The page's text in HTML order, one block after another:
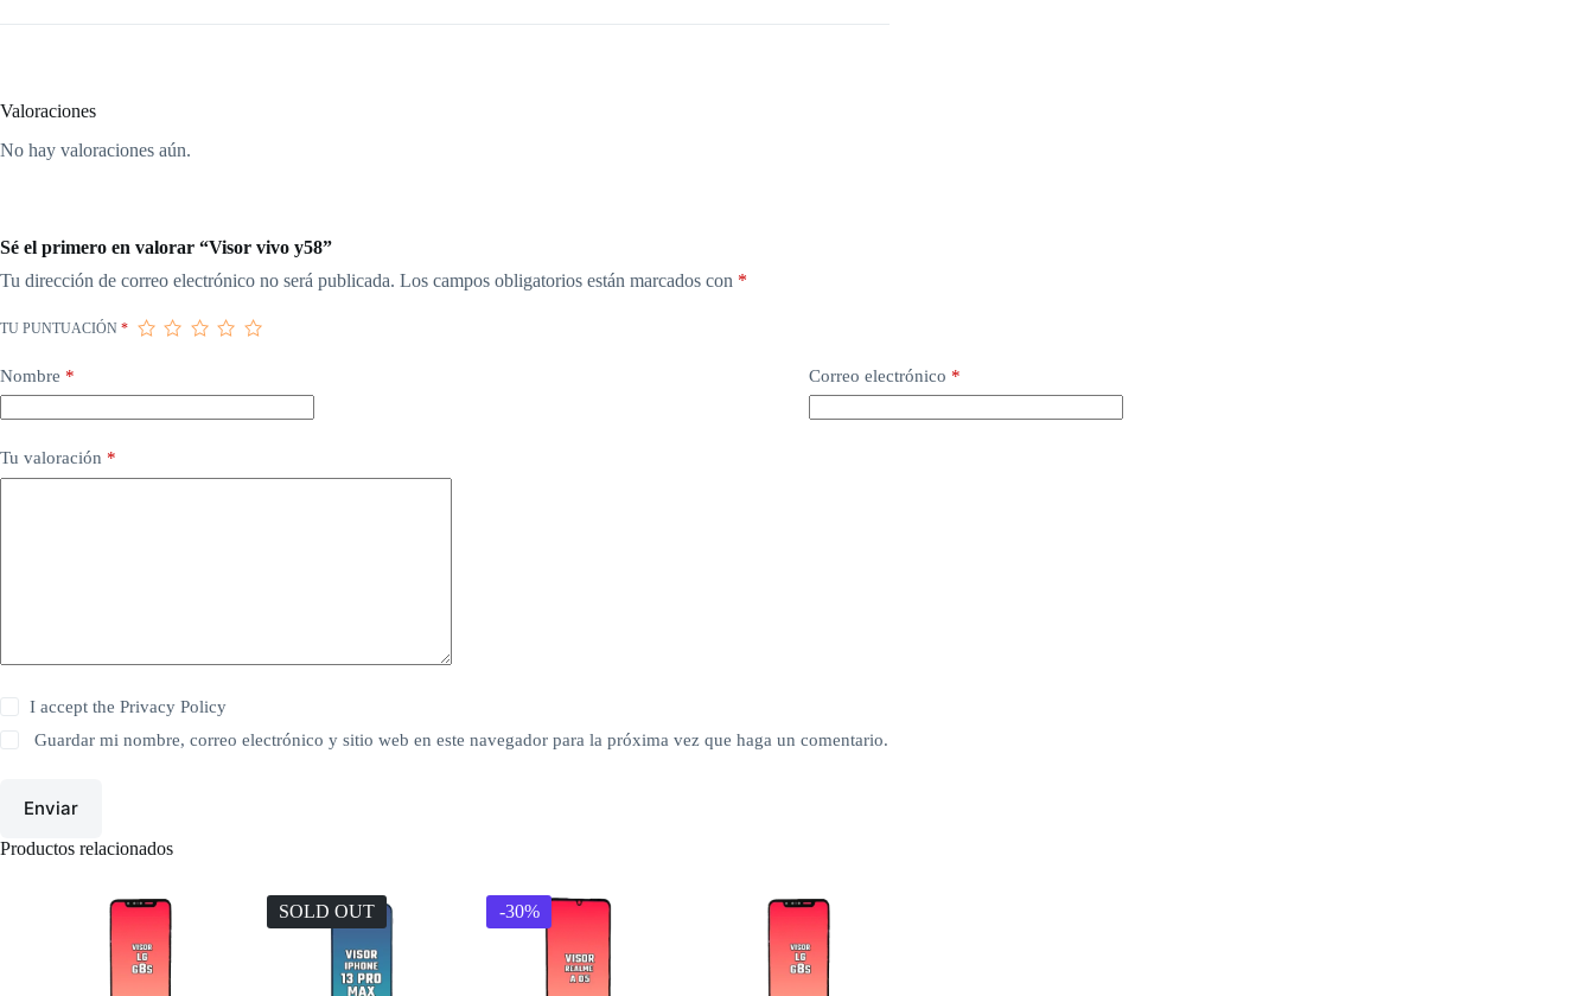
Valoraciones
No hay valoraciones aún.
Sé el primero en valorar “Visor vivo y58”
Tu dirección de correo electrónico no será publicada. Los campos obligatorios están marcados con *
TU PUNTUACIÓN *
Nombre * Correo electrónico *
Tu valoración *
I accept thePrivacy Policy
Guardar mi nombre, correo electrónico y sitio web en este navegador para la próxima vez que haga un comentario.
Enviar
Productos relacionados
SOLD OUT -30%